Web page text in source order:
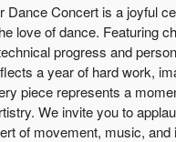
Dance Concert is a joyful
love of dance. Featuring
progress and
a year of hard work,
piece represents a
We invite you to
of movement, music, and